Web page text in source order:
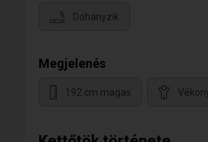
Dohányzik
Megjelenés
192 cm magas